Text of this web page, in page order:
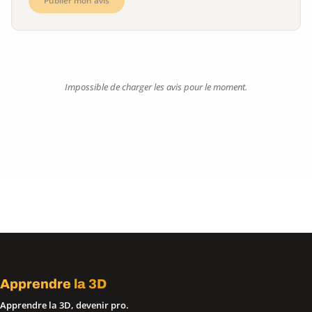
Impossible de charger les avis pour le moment.
Apprendre la 3D
Apprendre la 3D, devenir pro.